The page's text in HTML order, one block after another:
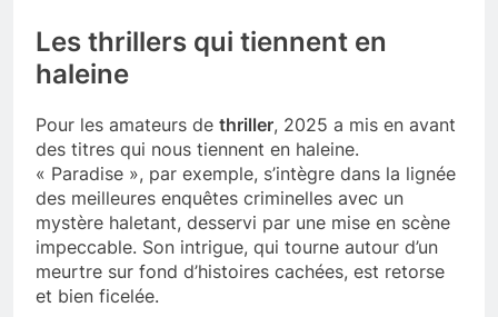
Les thrillers qui tiennent en
haleine
Pour les amateurs de thriller, 2025 a mis en avant
des titres qui nous tiennent en haleine.
« Paradise », par exemple, s’intègre dans la lignée
des meilleures enquêtes criminelles avec un
mystère haletant, desservi par une mise en scène
impeccable. Son intrigue, qui tourne autour d’un
meurtre sur fond d’histoires cachées, est retorse
et bien ficelée.